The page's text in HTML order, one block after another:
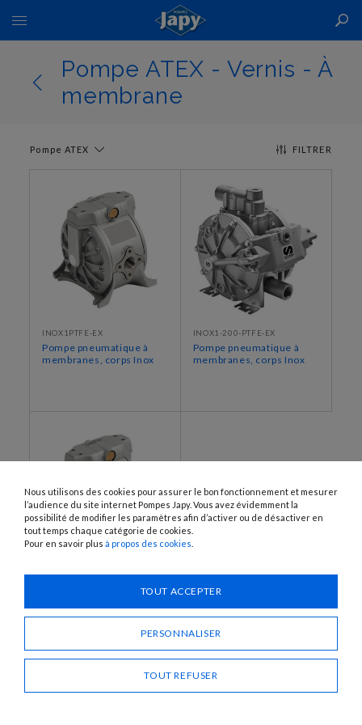
Basculer
la
navigationPompe ATEX - Vernis - À
membrane
FILTRER
Pompe ATEX
INOX1PTFE-EX
Pompe pneumatique à
membranes, corps Inox
INOX1-200-PTFE-EX
Pompe pneumatique à
membranes, corps Inox
INOX1/2PTFE-EX
Pompes pneumatiques à
Nous utilisons des cookies pour assurer le bon fonctionnement et mesurer
l’audience du site internet Pompes Japy. Vous avez évidemment la
possibilité de modifier les paramètres afin d’activer ou de désactiver en
tout temps chaque catégorie de cookies.
Pour en savoir plus à propos des cookies
TOUT ACCEPTER
PERSONNALISER
TOUT REFUSER